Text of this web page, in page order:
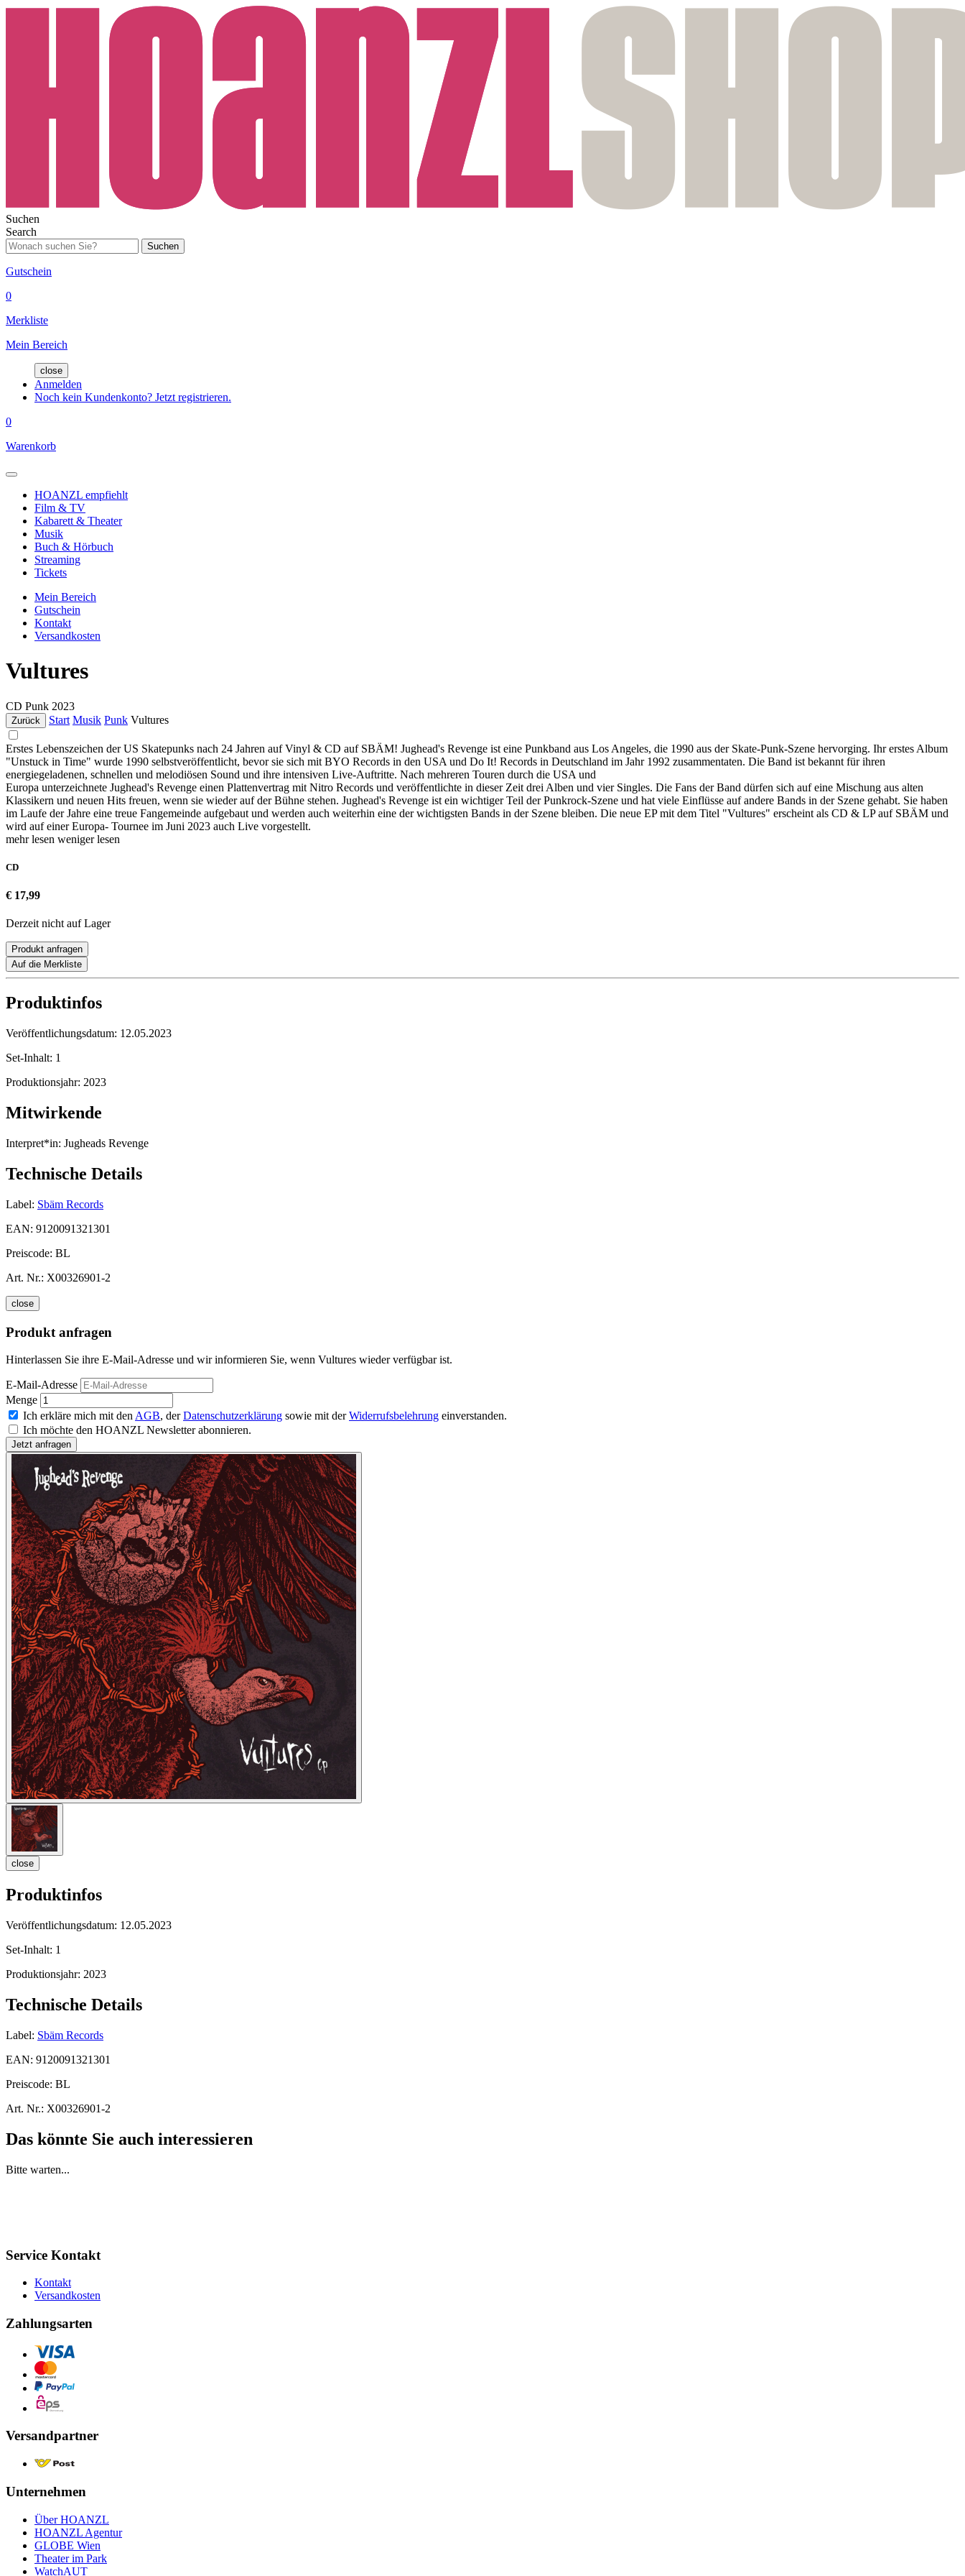
Suchen
Search
Suchen
Gutschein
0
Merkliste
Mein Bereich
close
Anmelden
Noch kein Kundenkonto? Jetzt registrieren.
0
Warenkorb
HOANZL empfiehlt
Film & TV
Kabarett & Theater
Musik
Buch & Hörbuch
Streaming
Tickets
Mein Bereich
Gutschein
Kontakt
Versandkosten
Vultures
CD Punk 2023
Zurück Start Musik Punk Vultures
Erstes Lebenszeichen der US Skatepunks nach 24 Jahren auf Vinyl & CD auf SBÄM! Jughead's Revenge ist eine Punkband aus Los Angeles, die 1990 aus der Skate-Punk-Szene hervorging. Ihr erstes Album
"Unstuck in Time" wurde 1990 selbstveröffentlicht, bevor sie sich mit BYO Records in den USA und Do It! Records in Deutschland im Jahr 1992 zusammentaten. Die Band ist bekannt für ihren
energiegeladenen, schnellen und melodiösen Sound und ihre intensiven Live-Auftritte. Nach mehreren Touren durch die USA und
Europa unterzeichnete Jughead's Revenge einen Plattenvertrag mit Nitro Records und veröffentlichte in dieser Zeit drei Alben und vier Singles. Die Fans der Band dürfen sich auf eine Mischung aus alten
Klassikern und neuen Hits freuen, wenn sie wieder auf der Bühne stehen. Jughead's Revenge ist ein wichtiger Teil der Punkrock-Szene und hat viele Einflüsse auf andere Bands in der Szene gehabt. Sie haben
im Laufe der Jahre eine treue Fangemeinde aufgebaut und werden auch weiterhin eine der wichtigsten Bands in der Szene bleiben. Die neue EP mit dem Titel "Vultures" erscheint als CD & LP auf SBÄM und
wird auf einer Europa- Tournee im Juni 2023 auch Live vorgestellt.
mehr lesen weniger lesen
CD
€ 17,99
Derzeit nicht auf Lager
Produkt anfragen
Auf die Merkliste
Produktinfos
Veröffentlichungsdatum: 12.05.2023
Set-Inhalt: 1
Produktionsjahr: 2023
Mitwirkende
Interpret*in: Jugheads Revenge
Technische Details
Label: Sbäm Records
EAN: 9120091321301
Preiscode: BL
Art. Nr.: X00326901-2
close
Produkt anfragen
Hinterlassen Sie ihre E-Mail-Adresse und wir informieren Sie, wenn Vultures wieder verfügbar ist.
E-Mail-Adresse
Menge
Ich erkläre mich mit den AGB, derDatenschutzerklärung sowie mit derWiderrufsbelehrung einverstanden.
Ich möchte den HOANZL Newsletter abonnieren.
close
Produktinfos
Veröffentlichungsdatum: 12.05.2023
Set-Inhalt: 1
Produktionsjahr: 2023
Technische Details
Label: Sbäm Records
EAN: 9120091321301
Preiscode: BL
Art. Nr.: X00326901-2
Das könnte Sie auch interessieren
Bitte warten...
Service Kontakt
Kontakt
Versandkosten
Zahlungsarten
Versandpartner
Unternehmen
Über HOANZL
HOANZL Agentur
GLOBE Wien
Theater im Park
WatchAUT